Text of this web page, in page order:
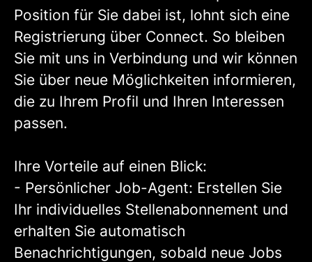
Position für Sie dabei ist, lohnt sich eine
Registrierung über Connect. So bleiben
Sie mit uns in Verbindung und wir können
Sie über neue Möglichkeiten informieren,
die zu Ihrem Profil und Ihren Interessen
passen.
Ihre Vorteile auf einen Blick:
- Persönlicher Job-Agent: Erstellen Sie
Ihr individuelles Stellenabonnement und
erhalten Sie automatisch
Benachrichtigungen, sobald neue Jobs